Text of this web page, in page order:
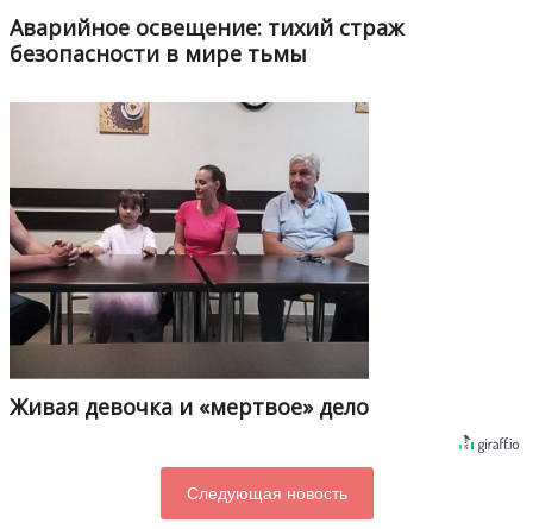
Аварийное освещение: тихий страж
безопасности в мире тьмы
Живая девочка и «мертвое» дело
Следующая новость